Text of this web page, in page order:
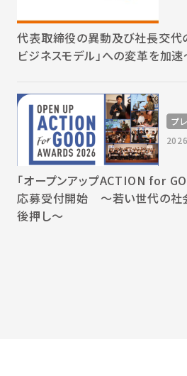
代表取締役の異動及び社長交代
ビジネスモデル」への変革を加速
プ
「オープンアップACTION for
応募受付開始 〜若い世代の社
後押し〜